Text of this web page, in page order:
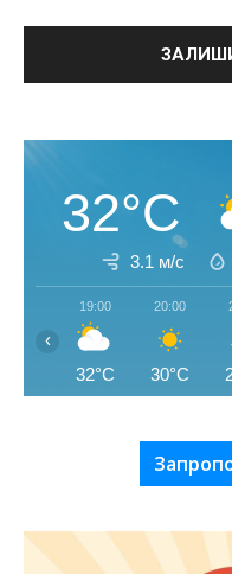
32°C
3.1 м/с
19:00
32°C
20:00
30°C
‹